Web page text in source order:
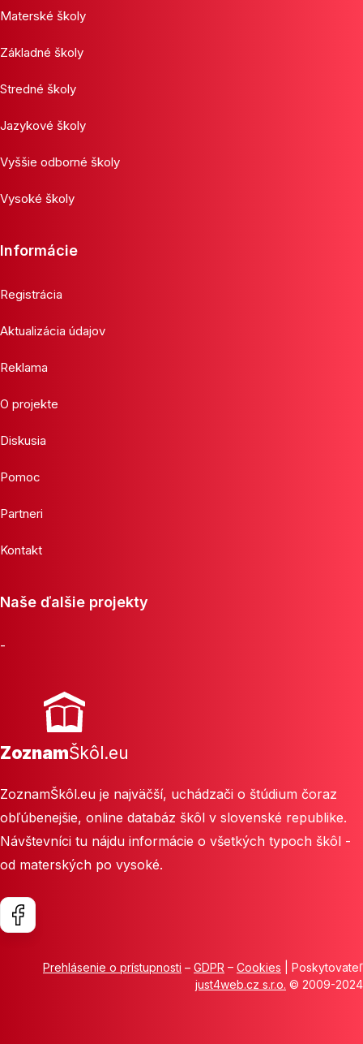
Materské školy
Základné školy
Stredné školy
Jazykové školy
Vyššie odborné školy
Vysoké školy
Informácie
Registrácia
Aktualizácia údajov
Reklama
O projekte
Diskusia
Pomoc
Partneri
Kontakt
Naše ďalšie projekty
-
ZoznamŠkôl.eu
ZoznamŠkôl.eu je najväčší, uchádzači o štúdium čoraz
obľúbenejšie, online databáz škôl v slovenské republike.
Návštevníci tu nájdu informácie o všetkých typoch škôl -
od materských po vysoké.
Prehlásenie o prístupnosti – GDPR – Cookies | Poskytovateľ
just4web.cz s.r.o. © 2009-2024